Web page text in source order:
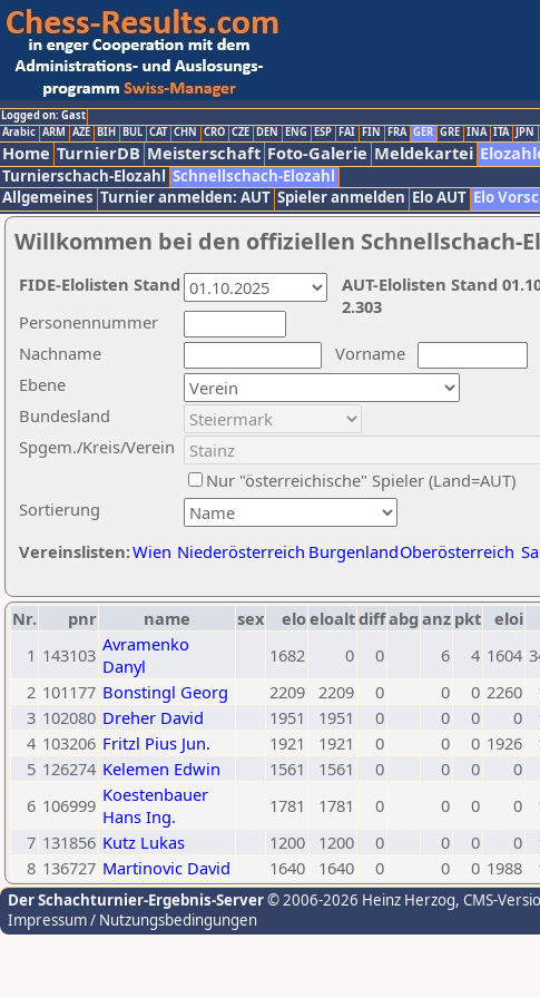
Logged on: Gast
Arabic ARM AZE BIH BUL CAT CHN CRO CZE DEN ENG ESP FAI FIN FRA GER GRE INA ITA JPN
Home TurnierDB Meisterschaft Foto-Galerie Meldekartei
Turnierschach-Elozahl Schnellschach-Elozahl
Allgemeines Turnier anmelden: AUT Spieler anmelden Elo AUT Elo
Willkommen bei den offiziellen Schnellschach-
Nachname
Vorname
Ebene
Sortierung
Personennummer
Bundesland
Spgem./Kreis/Verein
Nur "österreichische" Spieler (Land=AUT)
Vereinslisten:Wien Niederösterreich BurgenlandOberösterreich
AUT-Elolisten Stand
2.303
FIDE-Elolisten Stand
Nr. pnr name sex eloeloaltdiffabg anz pkt eloi
1 143103 Avramenko
Danyl
1682 0 0 6 4 1604
2 101177 Bonstingl Georg 2209 2209 0 0 0 2260
3 102080 Dreher David 1951 1951 0 0 0 0
4 103206 Fritzl Pius Jun. 1921 1921 0 0 0 1926
5 126274 Kelemen Edwin 1561 1561 0 0 0 0
6 106999 Koestenbauer
Hans Ing.
1781 1781 0 0 0 0
7 131856 Kutz Lukas 1200 1200 0 0 0 0
8 136727 Martinovic David 1640 1640 0 0 0 1988
Der Schachturnier-Ergebnis-Server© 2006-2026 Heinz Herzog, CMS-
Impressum / Nutzungsbedingungen